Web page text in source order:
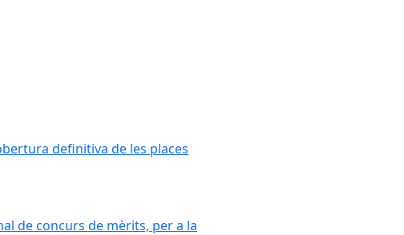
definitiva de les places
de concurs de mèrits, per a la